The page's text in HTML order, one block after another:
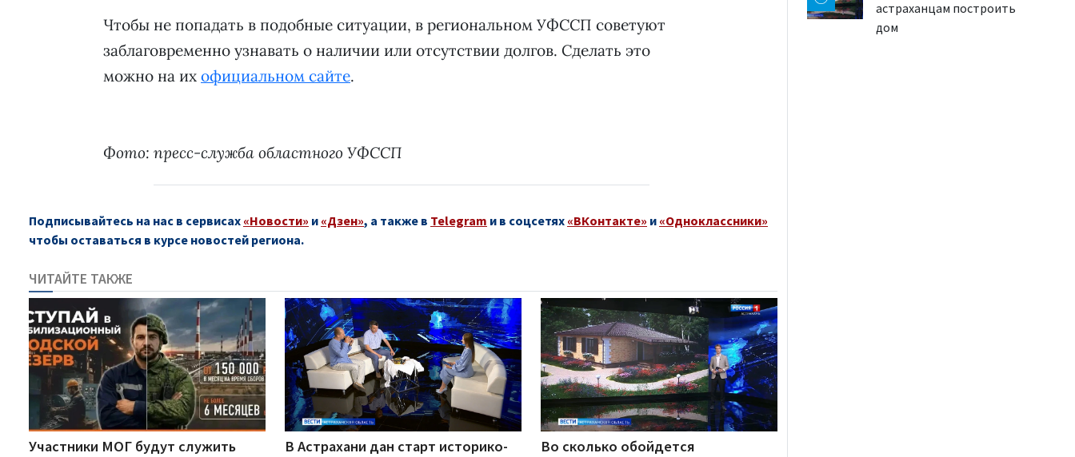
Чтобы не попадать в подобные ситуации, в региональном УФССП советуют
заблаговременно узнавать о наличии или отсутствии долгов. Сделать это
можно на их официальном сайте.
Фото: пресс-служба областного УФССП
Подписывайтесь на нас в сервисах «Новости» и «Дзен», а также в Telegram и в соцсетях «ВКонтакте» и «Одноклассники»
чтобы оставаться в курсе новостей региона.
ЧИТАЙТЕ ТАКЖЕ
Участники МОГ будут служить
В Астрахани дан старт историко-
Во сколько обойдется
астраханцам построить
дом